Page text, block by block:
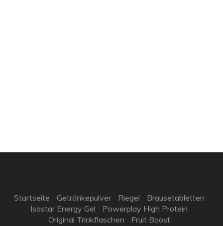
Startseite Getränkepulver Riegel
Brausetabletten
Isostar Energy Gel
Powerplay High Protein
Original Trinkflaschen
Fruit Boost